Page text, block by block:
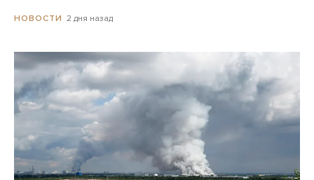
НОВОСТИ 2 дня назад